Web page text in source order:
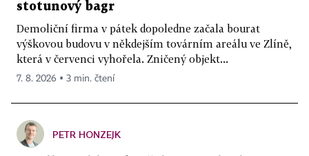
stotunový bagr
Demoliční firma v pátek dopoledne začala bourat
výškovou budovu v někdejším továrním areálu ve Zlíně,
která v červenci vyhořela. Zničený objekt...
7. 8. 2026 ▪ 3 min. čtení
PETR HONZEJK